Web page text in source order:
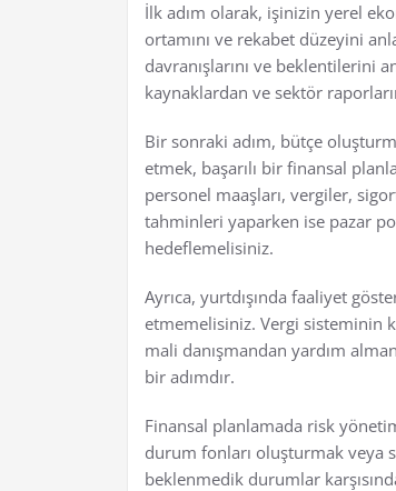
İlk adım olarak, işinizin yerel
ortamını ve rekabet düzeyini
davranışlarını ve beklentilerini
kaynaklardan ve sektör
Bir sonraki adım, bütçe
etmek, başarılı bir finansal
personel maaşları, vergiler,
tahminleri yaparken ise pazar
hedeflemelisiniz.
Ayrıca, yurtdışında faaliyet
etmemelisiniz. Vergi sisteminin
mali danışmandan yardım
bir adımdır.
Finansal planlamada risk
durum fonları oluşturmak veya
beklenmedik durumlar